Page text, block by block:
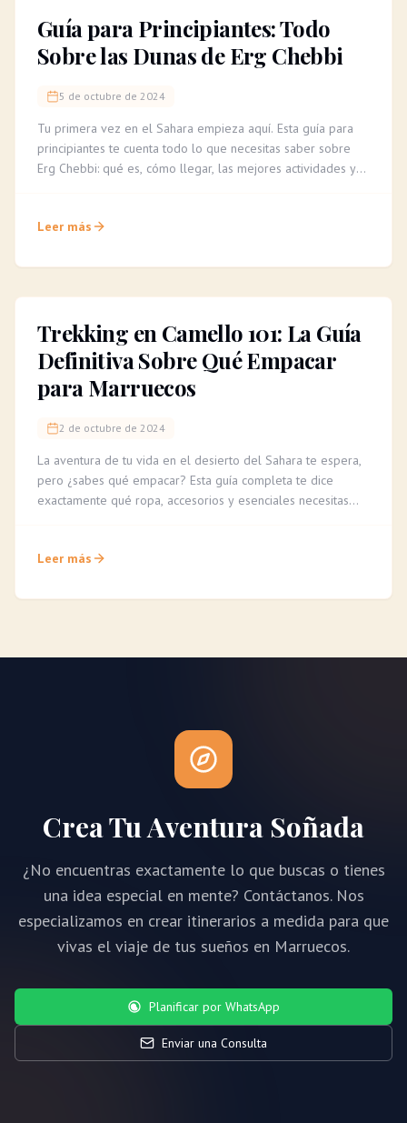
Guía para Principiantes: Todo
Sobre las Dunas de Erg Chebbi
5 de octubre de 2024
Tu primera vez en el Sahara empieza aquí. Esta guía para
principiantes te cuenta todo lo que necesitas saber sobre
Erg Chebbi: qué es, cómo llegar, las mejores actividades y
Leer más
Trekking en Camello 101: La Guía
Definitiva Sobre Qué Empacar
para Marruecos
2 de octubre de 2024
La aventura de tu vida en el desierto del Sahara te espera,
pero ¿sabes qué empacar? Esta guía completa te dice
exactamente qué ropa, accesorios y esenciales necesitas
Leer más
Crea Tu Aventura Soñada
¿No encuentras exactamente lo que buscas o tienes
una idea especial en mente? Contáctanos. Nos
especializamos en crear itinerarios a medida para que
vivas el viaje de tus sueños en Marruecos.
Planificar por WhatsApp
Enviar una Consulta